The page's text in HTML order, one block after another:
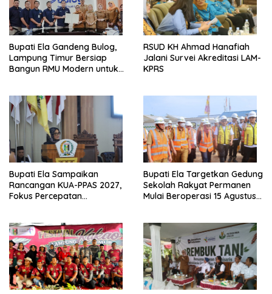
Bupati Ela Gandeng Bulog,
Lampung Timur Bersiap
Bangun RMU Modern untuk
RSUD KH Ahmad Hanafiah
Jalani Survei Akreditasi LAM-
KPRS
Bupati Ela Sampaikan
Rancangan KUA-PPAS 2027,
Fokus Percepatan
Bupati Ela Targetkan Gedung
Sekolah Rakyat Permanen
Mulai Beroperasi 15 Agustus